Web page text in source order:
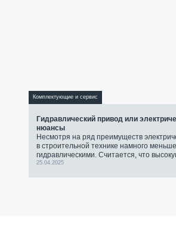
Комплектующие и сервис
Гидравлический привод или
нюансы
Несмотря на ряд преимуществ
в строительной технике намного
гидравлическими. Считается, что
25.04.2025